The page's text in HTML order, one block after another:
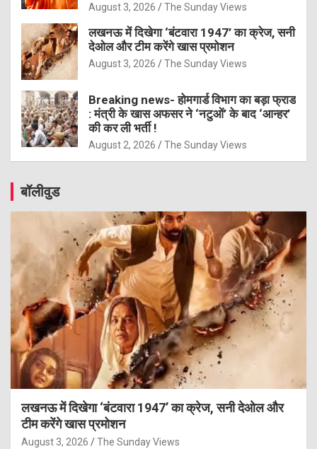
August 3, 2026 The Sunday Views
लखनऊ में दिखेगा ‘बंटवारा 1947’ का क्रेज, सनी
देओल और टीम करेंगे खास प्रमोशन
August 3, 2026 The Sunday Views
Breaking news- होमगार्ड विभाग का बड़ा फ्राड
: मंत्री के खास अफसर ने ‘नटुओं’ के बाद ‘आन्हर’
की कर ली भर्ती !
August 2, 2026 The Sunday Views
बॉलीवुड
लखनऊ में दिखेगा ‘बंटवारा 1947’ का क्रेज, सनी देओल और
टीम करेंगे खास प्रमोशन
August 3, 2026 The Sunday Views